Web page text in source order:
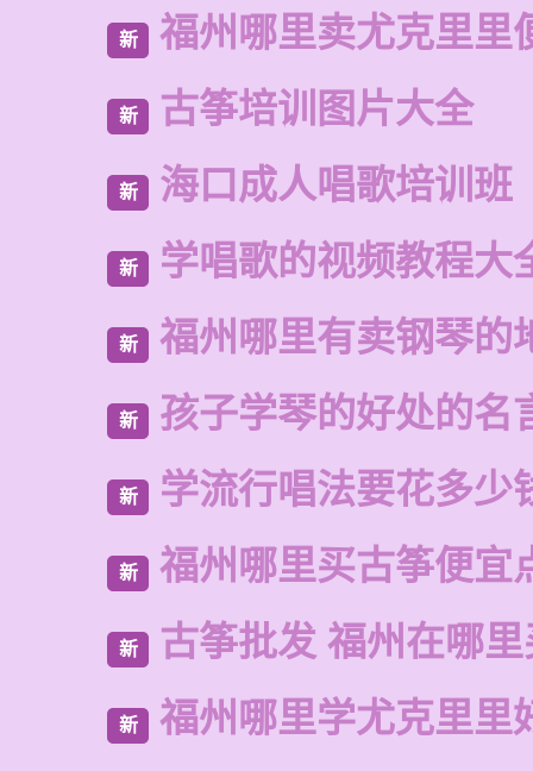
新 福州哪里卖尤克里里
新 古筝培训图片大全
新 海口成人唱歌培训班
新 学唱歌的视频教程大
新 福州哪里有卖钢琴的
新 孩子学琴的好处的名
新 学流行唱法要花多少
新 福州哪里买古筝便宜
新 古筝批发 福州在哪
新 福州哪里学尤克里里